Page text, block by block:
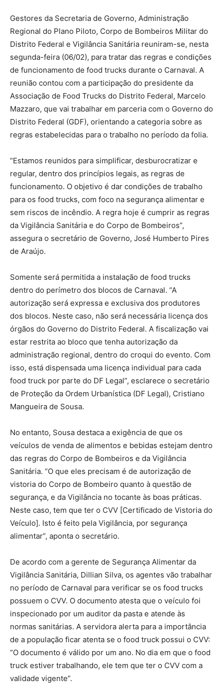
Gestores da Secretaria de Governo, Administração
Regional do Plano Piloto, Corpo de Bombeiros Militar do
Distrito Federal e Vigilância Sanitária reuniram-se, nesta
segunda-feira (06/02), para tratar das regras e condições
de funcionamento de food trucks durante o Carnaval. A
reunião contou com a participação do presidente da
Associação de Food Trucks do Distrito Federal, Marcelo
Mazzaro, que vai trabalhar em parceria com o Governo do
Distrito Federal (GDF), orientando a categoria sobre as
regras estabelecidas para o trabalho no período da folia.
“Estamos reunidos para simplificar, desburocratizar e
regular, dentro dos princípios legais, as regras de
funcionamento. O objetivo é dar condições de trabalho
para os food trucks, com foco na segurança alimentar e
sem riscos de incêndio. A regra hoje é cumprir as regras
da Vigilância Sanitária e do Corpo de Bombeiros”,
assegura o secretário de Governo, José Humberto Pires
de Araújo.
Somente será permitida a instalação de food trucks
dentro do perímetro dos blocos de Carnaval. “A
autorização será expressa e exclusiva dos produtores
dos blocos. Neste caso, não será necessária licença dos
órgãos do Governo do Distrito Federal. A fiscalização vai
estar restrita ao bloco que tenha autorização da
administração regional, dentro do croqui do evento. Com
isso, está dispensada uma licença individual para cada
food truck por parte do DF Legal”, esclarece o secretário
de Proteção da Ordem Urbanística (DF Legal), Cristiano
Mangueira de Sousa.
No entanto, Sousa destaca a exigência de que os
veículos de venda de alimentos e bebidas estejam dentro
das regras do Corpo de Bombeiros e da Vigilância
Sanitária. “O que eles precisam é de autorização de
vistoria do Corpo de Bombeiro quanto à questão de
segurança, e da Vigilância no tocante às boas práticas.
Neste caso, tem que ter o CVV [Certificado de Vistoria do
Veículo]. Isto é feito pela Vigilância, por segurança
alimentar”, aponta o secretário.
De acordo com a gerente de Segurança Alimentar da
Vigilância Sanitária, Dillian Silva, os agentes vão trabalhar
no período de Carnaval para verificar se os food trucks
possuem o CVV. O documento atesta que o veículo foi
inspecionado por um auditor da pasta e atende às
normas sanitárias. A servidora alerta para a importância
de a população ficar atenta se o food truck possui o CVV:
“O documento é válido por um ano. No dia em que o food
truck estiver trabalhando, ele tem que ter o CVV com a
validade vigente”.